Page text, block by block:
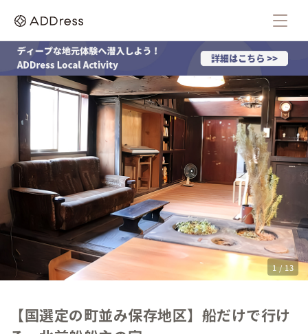
1 / 13
【国選定の町並み保存地区】船だけで行け